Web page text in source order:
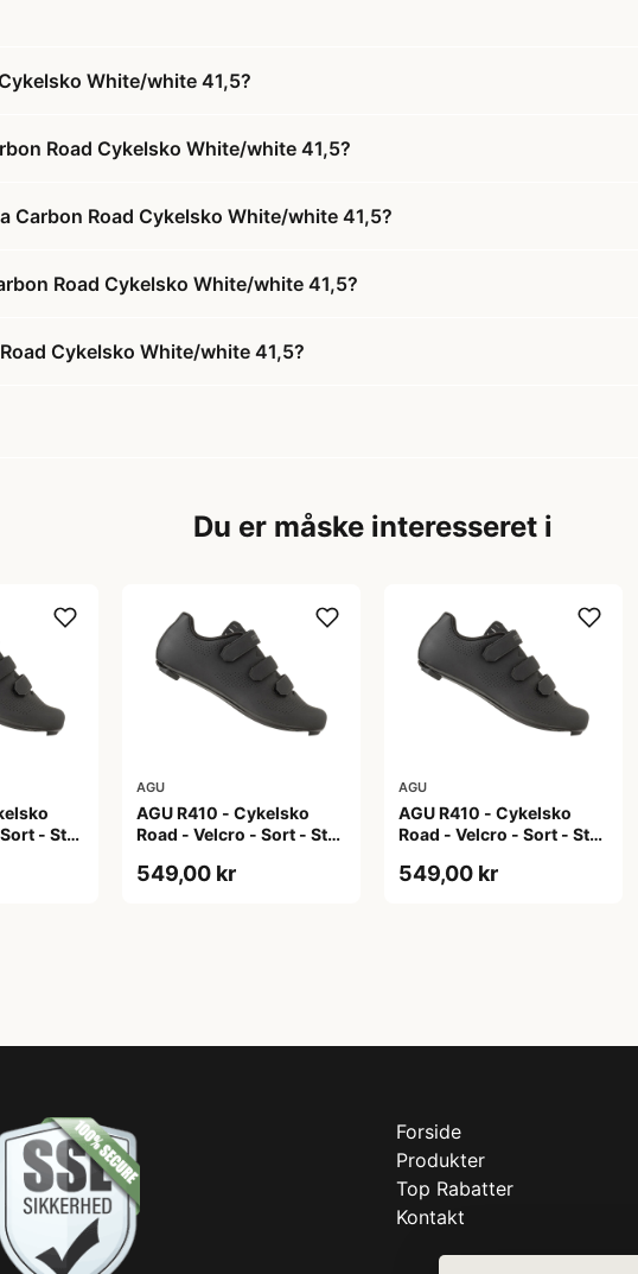
White/white 41,5?
Road Cykelsko White/white 41,5?
Carbon Road Cykelsko White/white 41,5?
Road Cykelsko White/white 41,5?
Cykelsko White/white 41,5?
Du er måske interesseret i
- Str.
AGU
AGU R410 - Cykelsko
Road - Velcro - Sort - Str.
549,00 kr
AGU
AGU R410 - Cykelsko
Road - Velcro - Sort - Str.
549,00 kr
Forside
Produkter
Top Rabatter
Kontakt